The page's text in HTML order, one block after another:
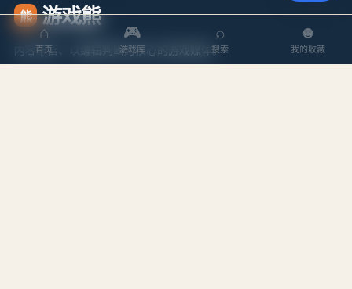
熊 游戏熊
内容丰富、以编辑判断为核心的游戏媒体。
⌂
首页
🎮
游戏库
⌕
搜索
☻
我的收藏